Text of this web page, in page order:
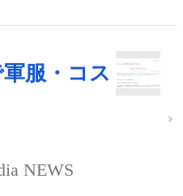
服・コス
NEWS